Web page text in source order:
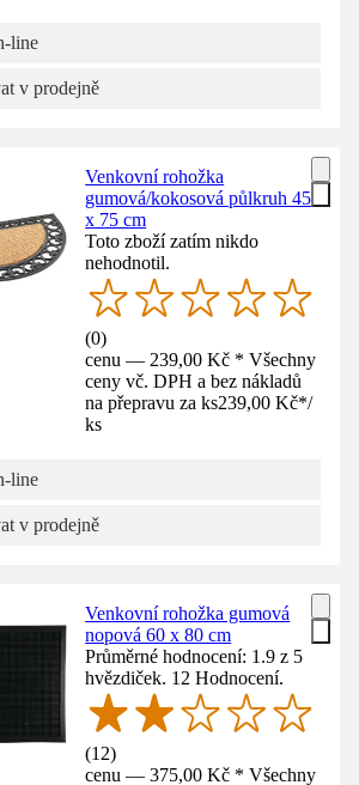
line
v prodejně
Venkovní rohožka
gumová/kokosová půlkruh 45
x 75 cm
Toto zboží zatím nikdo
nehodnotil.
(0)
cenu — 239,00 Kč * Všechny
ceny vč. DPH a bez nákladů
na přepravu za ks239,00 Kč*/
ks
line
v prodejně
Venkovní rohožka gumová
nopová 60 x 80 cm
Průměrné hodnocení: 1.9 z 5
hvězdiček. 12 Hodnocení.
(12)
cenu — 375,00 Kč * Všechny